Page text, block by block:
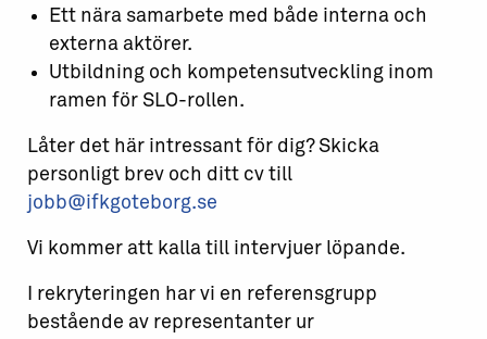
Ett nära samarbete med både interna och
externa aktörer.
Utbildning och kompetensutveckling inom
ramen för SLO-rollen.
Låter det här intressant för dig? Skicka
personligt brev och ditt cv till
jobb@ifkgoteborg.se
Vi kommer att kalla till intervjuer löpande.
I rekryteringen har vi en referensgrupp
bestående av representanter ur